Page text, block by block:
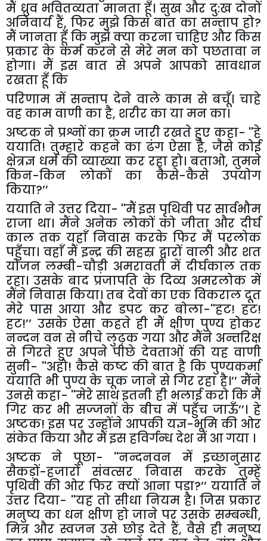
मैं ध्रुव भवितव्यता मानता हूँ। सुख और दु:ख दोनों
अनिवार्य हैं, फिर मुझे किस बात का सन्ताप हो?
मैं जानता हूँ कि मुझे क्या करना चाहिए और किस
प्रकार के कर्म करने से मेरे मन को पछतावा न
होगा। मैं इस बात से अपने आपको सावधान
रखता हूँ कि
परिणाम में सन्ताप देने वाले काम से बचूँ। चाहे
वह काम वाणी का है, शरीर का या मन का।
अष्टक ने प्रश्नों का क्रम जारी रखते हुए कहा- ''हे
ययाति! तुम्हारे कहने का ढंग ऐसा है, जैसे कोई
क्षेत्रज्ञ धर्म की व्याख्या कर रहा हो। बताओ, तुमने
किन-किन लोकों का कैसे-कैसे उपयोग
किया?’’
ययाति ने उत्तर दिया- ''मैं इस पृथिवी पर सार्वभौम
राजा था। मैंने अनेक लोकों को जीता और दीर्घ
काल तक यहाँ निवास करके फिर मैं परलोक
पहुँचा। वहाँ मैं इन्द्र की सहस्र द्वारों वाली और शत
योजन लम्बी-चौड़ी अमरावती में दीर्घकाल तक
रहा। उसके बाद प्रजापति के दिव्य अमरलोक में
मैंने निवास किया। तब देवों का एक विकराल दूत
मेरे पास आया और डपट कर बोला-''हट! हट!
हट!’’ उसके ऐसा कहते ही मैं क्षीण पुण्य होकर
नन्दन वन से नीचे लुढ़क गया और मैंने अन्तरिक्ष
से गिरते हुए अपने पीछे देवताओं की यह वाणी
सुनी- ''अहो! कैसे कष्ट की बात है कि पुण्यकर्मा
ययाति भी पुण्य के चूक जाने से गिर रहा है।’’ मैंने
उनसे कहा-''मेरे साथ इतनी ही भलाई करो कि मैं
गिर कर भी सज्जनों के बीच में पहुँच जाऊँ’’। हे
अष्टक! इस पर उन्होंने आपकी यज्ञ-भूमि की ओर
संकेत किया और मैं इस हविर्गन्ध देश में आ गया ।
अष्टक ने पूछा- ''नन्दनवन में इच्छानुसार
सैकड़ों-हजारों संवत्सर निवास करके तुम्हें
पृथिवी की ओर फिर क्यों आना पड़ा?’’ ययाति ने
उत्तर दिया- ''यह तो सीधा नियम है। जिस प्रकार
मनुष्य का धन क्षीण हो जाने पर उसके सम्बन्धी,
मित्र और स्वजन उसे छोड़ देते हैं,वैसे ही मनुष्य